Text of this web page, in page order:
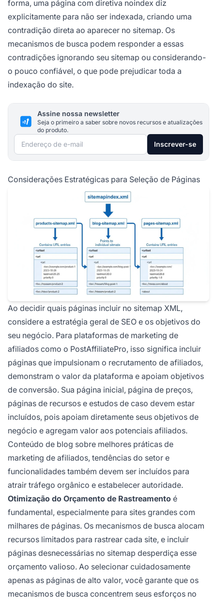
forma, uma página com diretiva noindex diz
explicitamente para não ser indexada, criando uma
contradição direta ao aparecer no sitemap. Os
mecanismos de busca podem responder a essas
contradições ignorando seu sitemap ou considerando-
o pouco confiável, o que pode prejudicar toda a
indexação do site.
Assine nossa newsletter
Seja o primeiro a saber sobre novos recursos e atualizações
do produto.
Endereço de e-mail Inscrever-se
Considerações Estratégicas para Seleção de Páginas
Ao decidir quais páginas incluir no sitemap XML,
considere a estratégia geral de SEO e os objetivos do
seu negócio. Para plataformas de marketing de
afiliados como o PostAffiliatePro, isso significa incluir
páginas que impulsionam o recrutamento de afiliados,
demonstram o valor da plataforma e apoiam objetivos
de conversão. Sua página inicial, página de preços,
páginas de recursos e estudos de caso devem estar
incluídos, pois apoiam diretamente seus objetivos de
negócio e agregam valor aos potenciais afiliados.
Conteúdo de blog sobre melhores práticas de
marketing de afiliados, tendências do setor e
funcionalidades também devem ser incluídos para
atrair tráfego orgânico e estabelecer autoridade.
Otimização do Orçamento de Rastreamento é
fundamental, especialmente para sites grandes com
milhares de páginas. Os mecanismos de busca alocam
recursos limitados para rastrear cada site, e incluir
páginas desnecessárias no sitemap desperdiça esse
orçamento valioso. Ao selecionar cuidadosamente
apenas as páginas de alto valor, você garante que os
mecanismos de busca concentrem seus esforços no